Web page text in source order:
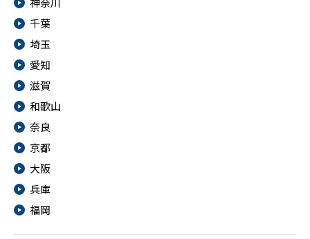
千葉
埼玉
愛知
滋賀
和歌山
奈良
京都
大阪
兵庫
福岡